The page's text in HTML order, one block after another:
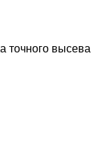
точного высева